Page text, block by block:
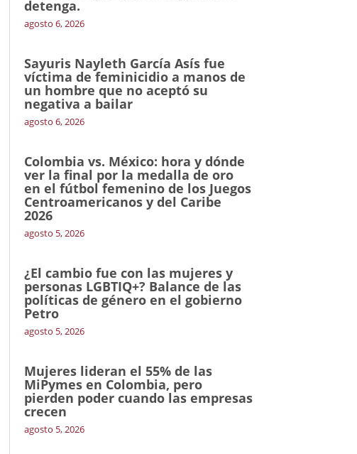
detenga.
agosto 6, 2026
Sayuris Nayleth García Asís fue
víctima de feminicidio a manos de
un hombre que no aceptó su
negativa a bailar
agosto 6, 2026
Colombia vs. México: hora y dónde
ver la final por la medalla de oro
en el fútbol femenino de los Juegos
Centroamericanos y del Caribe
2026
agosto 5, 2026
¿El cambio fue con las mujeres y
personas LGBTIQ+? Balance de las
políticas de género en el gobierno
Petro
agosto 5, 2026
Mujeres lideran el 55% de las
MiPymes en Colombia, pero
pierden poder cuando las empresas
crecen
agosto 5, 2026